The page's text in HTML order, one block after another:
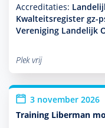
Accreditaties:
Kwalteitsregister gz-
Vereniging Landelijk
Plek vrij
3 november 2026
Training Liberman